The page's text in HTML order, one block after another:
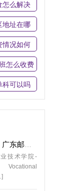
怎么解决
地址在哪
情况如何
怎么收费
科可以吗
技术学院-
Vocational